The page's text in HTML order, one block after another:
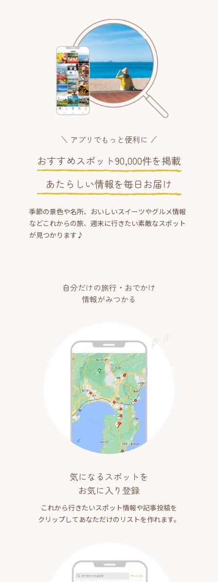
アプリでもっと便利に
おすすめスポット90,000件を掲載
あたらしい情報を毎日お届け
季節の景色や名所、おいしいスイーツやグルメ情報
などこれからの旅、週末に行きたい素敵なスポット
が見つかります♪
自分だけの旅行・おでかけ
情報がみつかる
気になるスポットを
お気に入り登録
これから行きたいスポット情報や記事投稿を
クリップしてあなただけのリストを作れます。